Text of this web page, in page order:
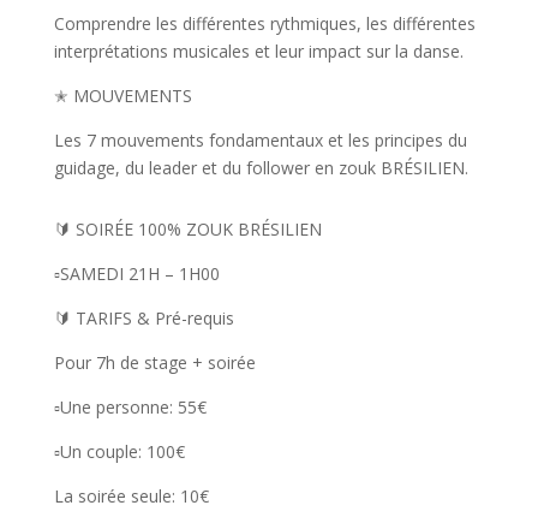
Comprendre les différentes rythmiques, les différentes
interprétations musicales et leur impact sur la danse.
✭ MOUVEMENTS
Les 7 mouvements fondamentaux et les principes du
guidage, du leader et du follower en zouk BRÉSILIEN.
🔰 SOIRÉE 100% ZOUK BRÉSILIEN
▫️SAMEDI 21H – 1H00
🔰 TARIFS & Pré-requis
Pour 7h de stage + soirée
▫️Une personne: 55€
▫️Un couple: 100€
La soirée seule: 10€